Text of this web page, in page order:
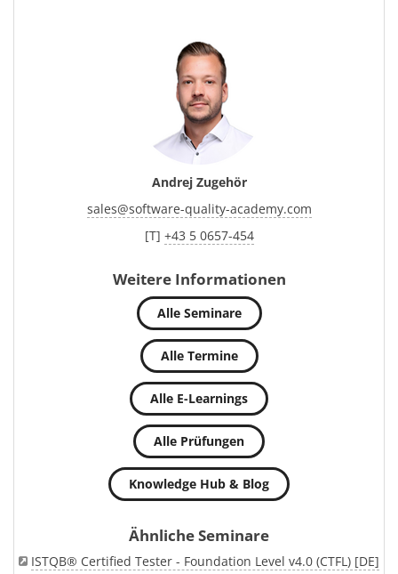
Andrej Zugehör
sales@software-quality-academy.com
[T] +43 5 0657-454
Weitere Informationen
Alle Seminare
Alle Termine
Alle E-Learnings
Alle Prüfungen
Knowledge Hub & Blog
Ähnliche Seminare
ISTQB® Certified Tester - Foundation Level v4.0 (CTFL) [DE]